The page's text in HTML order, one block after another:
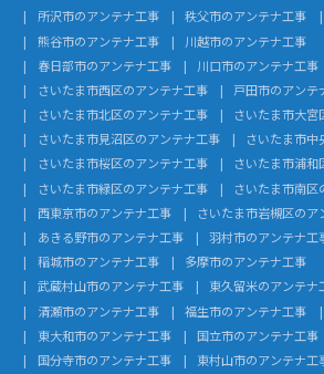
所沢市のアンテナ工事
秩父市のアンテナ工事
熊谷市のアンテナ工事
川越市のアンテナ工事
春日部市のアンテナ工事
川口市のアンテナ工事
さいたま市西区のアンテナ工事
戸田市のアンテ
さいたま市北区のアンテナ工事
さいたま市大宮
さいたま市見沼区のアンテナ工事
さいたま市中
さいたま市桜区のアンテナ工事
さいたま市浦和
さいたま市緑区のアンテナ工事
さいたま市南区
西東京市のアンテナ工事
さいたま市岩槻区のア
あきる野市のアンテナ工事
羽村市のアンテナ工
稲城市のアンテナ工事
多摩市のアンテナ工事
武蔵村山市のアンテナ工事
東久留米のアンテナ
清瀬市のアンテナ工事
福生市のアンテナ工事
東大和市のアンテナ工事
国立市のアンテナ工事
国分寺市のアンテナ工事
東村山市のアンテナ工